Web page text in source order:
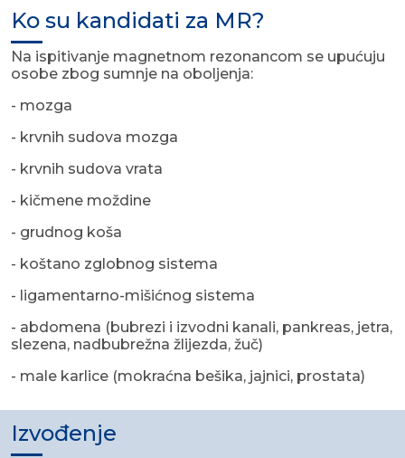
Ko su kandidati za MR?
Na ispitivanje magnetnom rezonancom se upućuju
osobe zbog sumnje na oboljenja:
- mozga
- krvnih sudova mozga
- krvnih sudova vrata
- kičmene moždine
- grudnog koša
- koštano zglobnog sistema
- ligamentarno-mišićnog sistema
- abdomena (bubrezi i izvodni kanali, pankreas, jetra,
slezena, nadbubrežna žlijezda, žuč)
- male karlice (mokraćna bešika, jajnici, prostata)
Izvođenje